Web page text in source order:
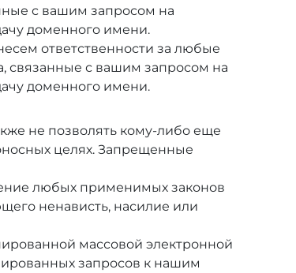
с вашим запросом на
доменного имени.
ответственности за любые
связанные с вашим запросом на
доменного имени.
не позволять кому-либо еще
целях. Запрещенные
любых применимых законов
ненависть, насилие или
массовой электронной
запросов к нашим